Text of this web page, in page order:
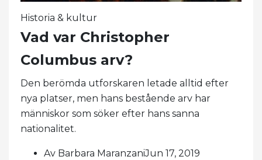
Historia & kultur
Vad var Christopher
Columbus arv?
Den berömda utforskaren letade alltid efter
nya platser, men hans bestående arv har
människor som söker efter hans sanna
nationalitet.
Av Barbara MaranzaniJun 17, 2019